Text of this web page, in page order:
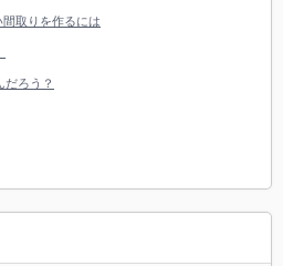
間取りを作るには
だろう？